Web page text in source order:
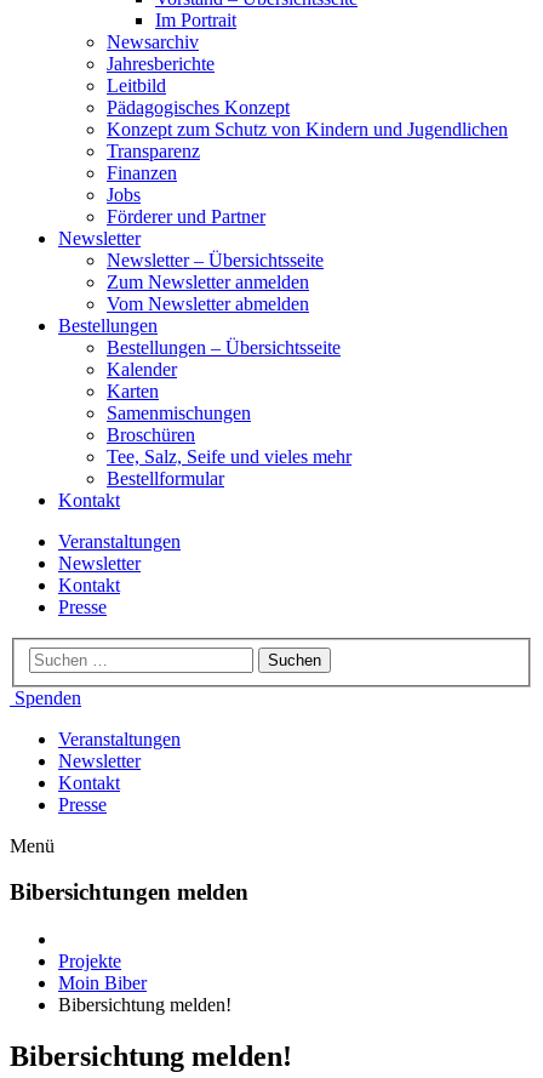
Im Portrait
Newsarchiv
Jahresberichte
Leitbild
Pädagogisches Konzept
Konzept zum Schutz von Kindern und Jugendlichen
Transparenz
Finanzen
Jobs
Förderer und Partner
Newsletter
Newsletter – Übersichtsseite
Zum Newsletter anmelden
Vom Newsletter abmelden
Bestellungen
Bestellungen – Übersichtsseite
Kalender
Karten
Samenmischungen
Broschüren
Tee, Salz, Seife und vieles mehr
Bestellformular
Kontakt
Veranstaltungen
Newsletter
Kontakt
Presse
Spenden
Veranstaltungen
Newsletter
Kontakt
Presse
Menü
Bibersichtungen melden
Projekte
Moin Biber
Bibersichtung melden!
Bibersichtung melden!